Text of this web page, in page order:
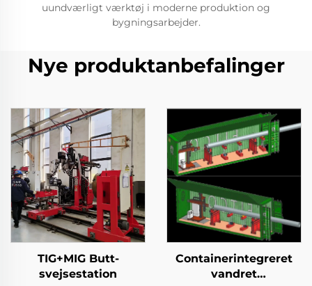
uundværligt værktøj i moderne produktion og
bygningsarbejder.
Nye produktanbefalinger
TIG+MIG Butt-
svejsestation
Containerintegreret
vandret